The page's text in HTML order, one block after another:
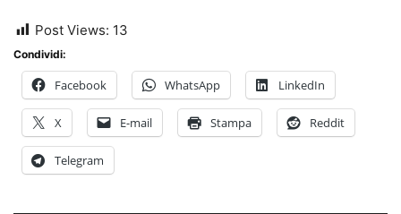
Post Views: 13
Condividi:
Facebook WhatsApp LinkedIn
X E-mail Stampa Reddit
Telegram